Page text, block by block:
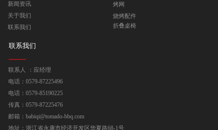
新闻资讯
关于我们
联系我们
烤网
烧烤配件
折叠桌椅
联系我们
联系人 ：应经理
电话：0579-87225496
电话：0579-85190225
传真：0579-87225476
邮箱：babiqi@tomado-bbq.com
地址：浙江省永康市经济开发区华夏路68-1号